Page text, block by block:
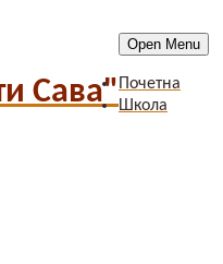
Open Menu
Почетна
Школа